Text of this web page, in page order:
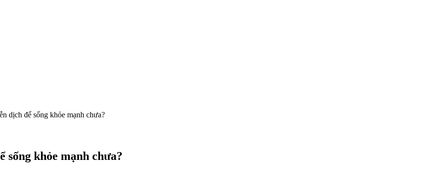
dịch để sống khỏe mạnh chưa?
sống khỏe mạnh chưa?